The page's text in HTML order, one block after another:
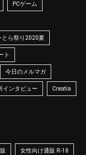
PCゲーム
とら祭り2020夏
ト
今日のメルマガ
インタビュー Creatia
女性向け通販 R-18